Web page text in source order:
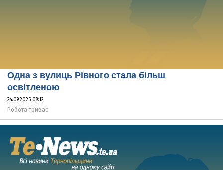
Одна з вулиць Рівного стала більш
освітленою
24.09.2025 08:12
Робота триває